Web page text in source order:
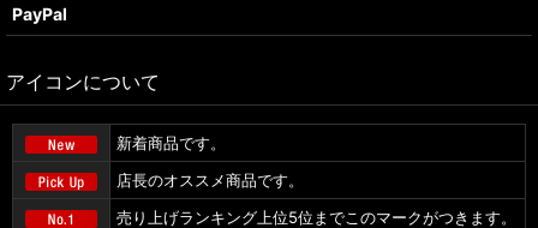
PayPal
アイコンについて
新着商品です。
店長のオススメ商品です。
売り上げランキング上位5位までこのマークがつきます。